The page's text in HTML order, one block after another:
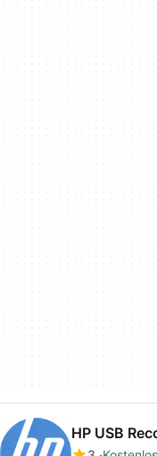
HP USB